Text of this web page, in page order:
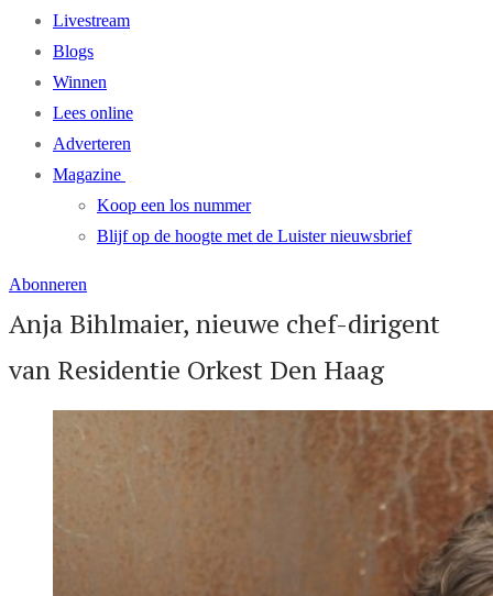
Livestream
Blogs
Winnen
Lees online
Adverteren
Magazine
Koop een los nummer
Blijf op de hoogte met de Luister nieuwsbrief
Abonneren
Anja Bihlmaier, nieuwe chef-dirigent
van Residentie Orkest Den Haag